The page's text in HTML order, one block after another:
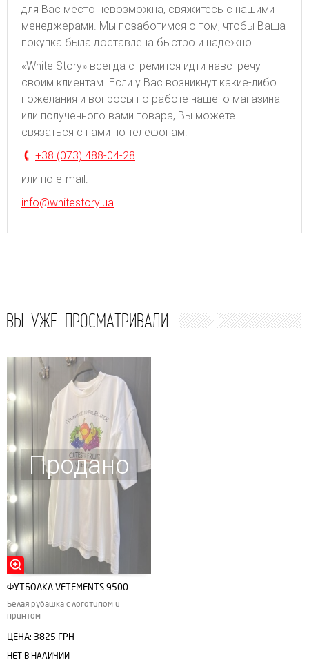
для Вас место невозможна, свяжитесь с нашими
менеджерами. Мы позаботимся о том, чтобы Ваша
покупка была доставлена быстро и надежно.
«White Story» всегда стремится идти навстречу
своим клиентам. Если у Вас возникнут какие-либо
пожелания и вопросы по работе нашего магазина
или полученного вами товара, Вы можете
связаться с нами по телефонам:
+38 (073) 488-04-28
или по e-mail:
info@whitestory.ua
ВЫ УЖЕ ПРОСМАТРИВАЛИ
Продано
ФУТБОЛКА VETEMENTS 9500
Белая рубашка с логотипом и
принтом
ЦЕНА: 3825 ГРН
НЕТ В НАЛИЧИИ